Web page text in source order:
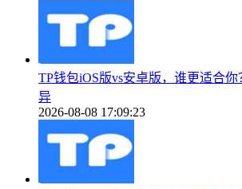
TP钱包iOS版vs安卓版，谁更适合
异
2026-08-08 17:09:23